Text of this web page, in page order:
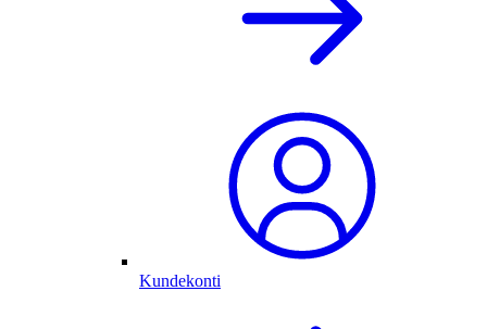
Kundekonti